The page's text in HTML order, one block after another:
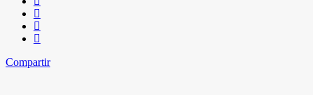
Compartir